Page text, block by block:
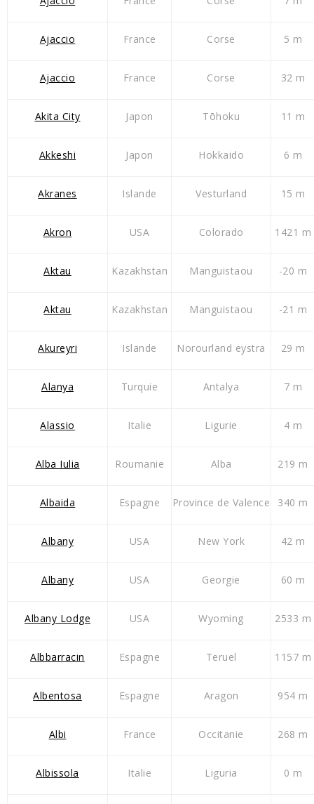
Ajaccio France Corse 5 m
Ajaccio France Corse 32 m
Akita City Japon Tōhoku 11 m
Akkeshi Japon Hokkaido 6 m
Akranes Islande Vesturland 15 m
Akron USA Colorado 1421 m
Aktau Kazakhstan Manguistaou -20 m
Aktau Kazakhstan Manguistaou -21 m
Akureyri Islande Norourland eystra 29 m
Alanya Turquie Antalya 7 m
Alassio Italie Ligurie 4 m
Alba Iulia Roumanie Alba 219 m
Albaida Espagne Province de Valence 340 m
Albany USA New York 42 m
Albany USA Georgie 60 m
Albany Lodge USA Wyoming 2533 m
Albbarracin Espagne Teruel 1157 m
Albentosa Espagne Aragon 954 m
Albi France Occitanie 268 m
Albissola Italie Liguria 0 m